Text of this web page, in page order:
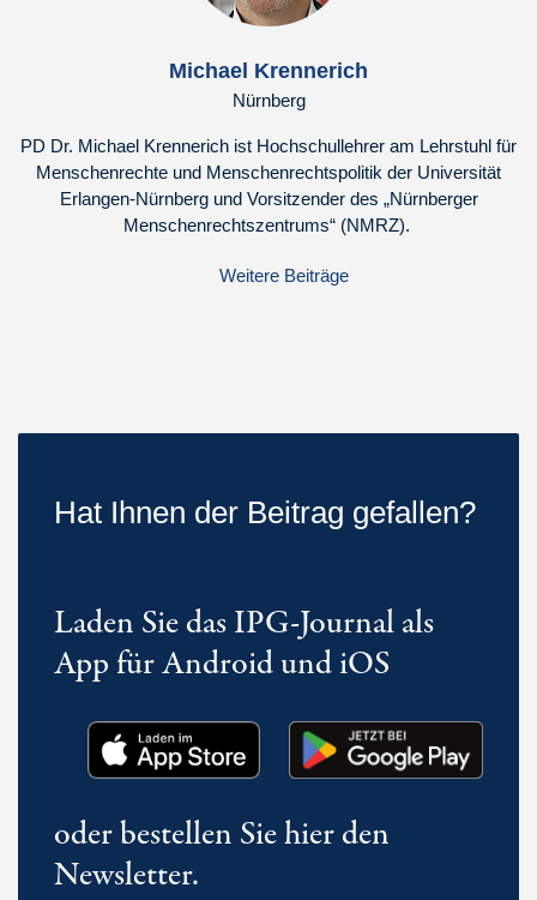
Michael Krennerich
Nürnberg
PD Dr. Michael Krennerich ist Hochschullehrer am Lehrstuhl für
Menschenrechte und Menschenrechtspolitik der Universität
Erlangen-Nürnberg und Vorsitzender des „Nürnberger
Menschenrechtszentrums“ (NMRZ).
Weitere Beiträge
Hat Ihnen der Beitrag gefallen?
Laden Sie das IPG-Journal als
App für Android und iOS
oder bestellen Sie hier den
Newsletter.